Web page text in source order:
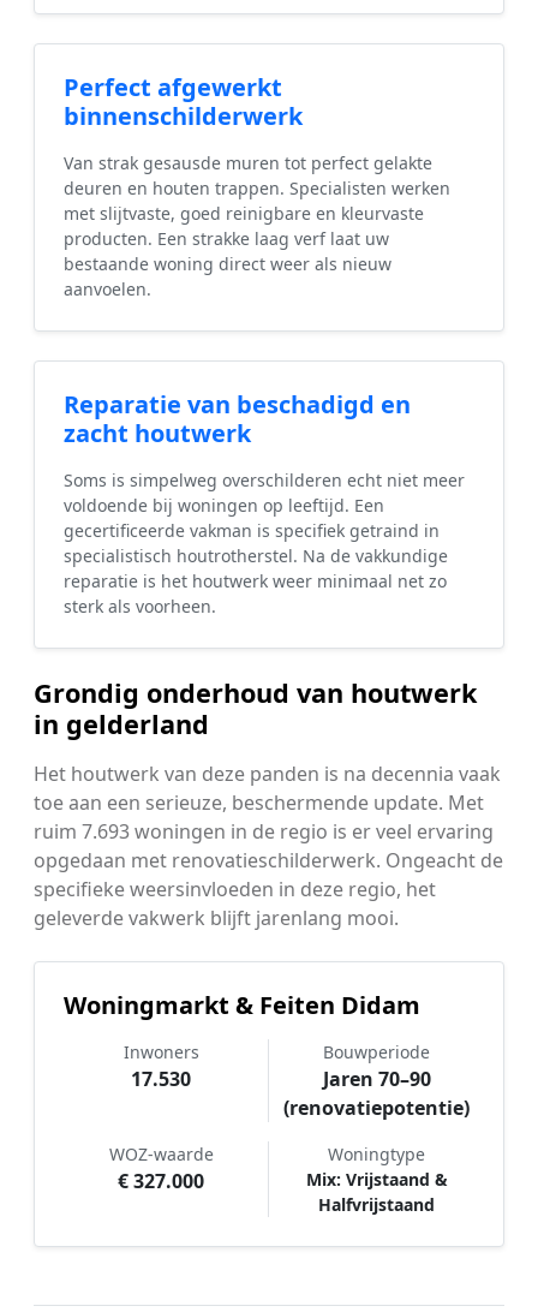
Perfect afgewerkt
binnenschilderwerk
Van strak gesausde muren tot perfect gelakte
deuren en houten trappen. Specialisten werken
met slijtvaste, goed reinigbare en kleurvaste
producten. Een strakke laag verf laat uw
bestaande woning direct weer als nieuw
aanvoelen.
Reparatie van beschadigd en
zacht houtwerk
Soms is simpelweg overschilderen echt niet meer
voldoende bij woningen op leeftijd. Een
gecertificeerde vakman is specifiek getraind in
specialistisch houtrotherstel. Na de vakkundige
reparatie is het houtwerk weer minimaal net zo
sterk als voorheen.
Grondig onderhoud van houtwerk
in gelderland
Het houtwerk van deze panden is na decennia vaak
toe aan een serieuze, beschermende update. Met
ruim 7.693 woningen in de regio is er veel ervaring
opgedaan met renovatieschilderwerk. Ongeacht de
specifieke weersinvloeden in deze regio, het
geleverde vakwerk blijft jarenlang mooi.
Woningmarkt & Feiten Didam
Inwoners
17.530
Bouwperiode
Jaren 70–90
(renovatiepotentie)
WOZ-waarde
€ 327.000
Woningtype
Mix: Vrijstaand &
Halfvrijstaand